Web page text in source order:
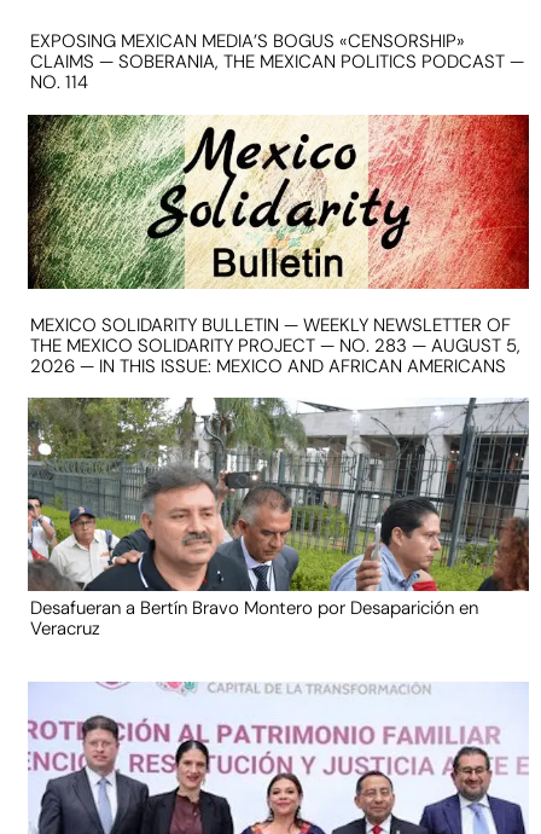
EXPOSING MEXICAN MEDIA’S BOGUS «CENSORSHIP»
CLAIMS — SOBERANIA, THE MEXICAN POLITICS PODCAST —
NO. 114
MEXICO SOLIDARITY BULLETIN — WEEKLY NEWSLETTER OF
THE MEXICO SOLIDARITY PROJECT — NO. 283 — AUGUST 5,
2026 — IN THIS ISSUE: MEXICO AND AFRICAN AMERICANS
Desafueran a Bertín Bravo Montero por Desaparición en
Veracruz